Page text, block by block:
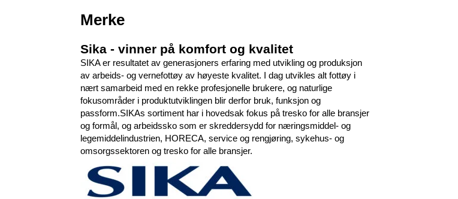
Merke
Sika - vinner på komfort og kvalitet
SIKA er resultatet av generasjoners erfaring med utvikling og produksjon
av arbeids- og vernefottøy av høyeste kvalitet. I dag utvikles alt fottøy i
nært samarbeid med en rekke profesjonelle brukere, og naturlige
fokusområder i produktutviklingen blir derfor bruk, funksjon og
passform.SIKAs sortiment har i hovedsak fokus på tresko for alle bransjer
og formål, og arbeidssko som er skreddersydd for næringsmiddel- og
legemiddelindustrien, HORECA, service og rengjøring, sykehus- og
omsorgssektoren og tresko for alle bransjer.